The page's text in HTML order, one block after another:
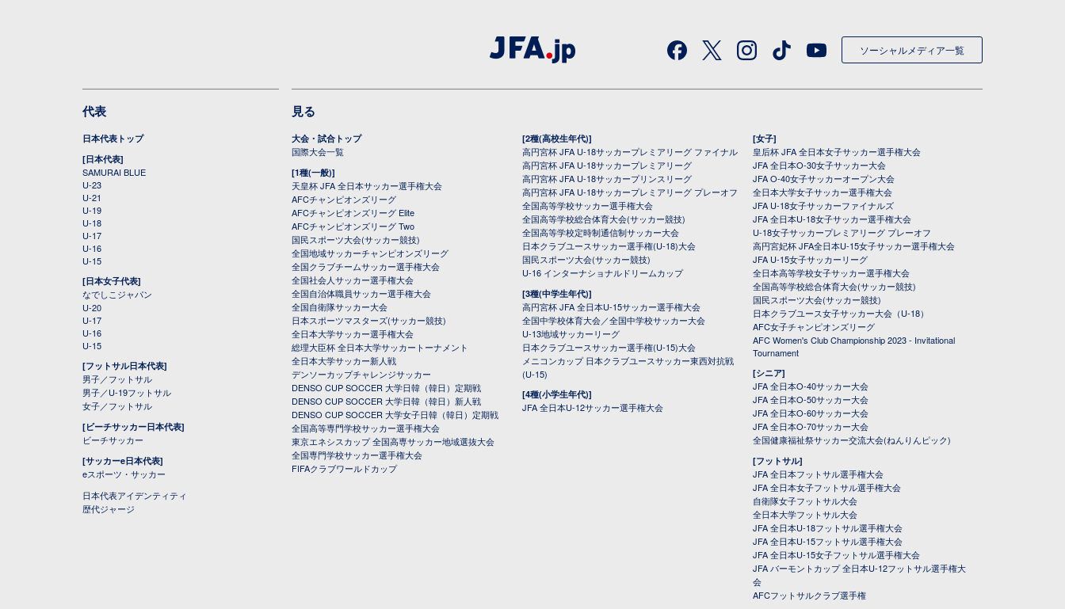
ソーシャルメディア一覧
代表
日本代表トップ
[日本代表]
SAMURAI BLUE
U-23
U-21
U-19
U-18
U-17
U-16
U-15
[日本女子代表]
なでしこジャパン
U-20
U-17
U-16
U-15
[フットサル日本代表]
男子／フットサル
男子／U-19フットサル
女子／フットサル
[ビーチサッカー日本代表]
ビーチサッカー
[サッカーe日本代表]
eスポーツ・サッカー
日本代表アイデンティティ
歴代ジャージ
見る
大会・試合トップ
国際大会一覧
[1種(一般)]
天皇杯 JFA 全日本サッカー選手権大会
AFCチャンピオンズリーグ
AFCチャンピオンズリーグ Elite
AFCチャンピオンズリーグ Two
国民スポーツ大会(サッカー競技)
全国地域サッカーチャンピオンズリーグ
全国クラブチームサッカー選手権大会
全国社会人サッカー選手権大会
全国自治体職員サッカー選手権大会
全国自衛隊サッカー大会
日本スポーツマスターズ(サッカー競技)
全日本大学サッカー選手権大会
総理大臣杯 全日本大学サッカートーナメント
全日本大学サッカー新人戦
デンソーカップチャレンジサッカー
DENSO CUP SOCCER 大学日韓（韓日）定期戦
DENSO CUP SOCCER 大学日韓（韓日）新人戦
DENSO CUP SOCCER 大学女子日韓（韓日）定期戦
全国高等専門学校サッカー選手権大会
東京エネシスカップ 全国高専サッカー地域選抜大会
全国専門学校サッカー選手権大会
FIFAクラブワールドカップ
[2種(高校生年代)]
高円宮杯 JFA U-18サッカープレミアリーグ ファイナル
高円宮杯 JFA U-18サッカープレミアリーグ
高円宮杯 JFA U-18サッカープリンスリーグ
高円宮杯 JFA U-18サッカープレミアリーグ プレーオフ
全国高等学校サッカー選手権大会
全国高等学校総合体育大会(サッカー競技)
全国高等学校定時制通信制サッカー大会
日本クラブユースサッカー選手権(U-18)大会
国民スポーツ大会(サッカー競技)
U-16 インターナショナルドリームカップ
[3種(中学生年代)]
高円宮杯 JFA 全日本U-15サッカー選手権大会
全国中学校体育大会／全国中学校サッカー大会
U-13地域サッカーリーグ
日本クラブユースサッカー選手権(U-15)大会
メニコンカップ 日本クラブユースサッカー東西対抗戦
(U-15)
[4種(小学生年代)]
JFA 全日本U-12サッカー選手権大会
[女子]
皇后杯 JFA 全日本女子サッカー選手権大会
JFA 全日本O-30女子サッカー大会
JFA O-40女子サッカーオープン大会
全日本大学女子サッカー選手権大会
JFA U-18女子サッカーファイナルズ
JFA 全日本U-18女子サッカー選手権大会
U-18女子サッカープレミアリーグ プレーオフ
高円宮妃杯 JFA全日本U-15女子サッカー選手権大会
JFA U-15女子サッカーリーグ
全日本高等学校女子サッカー選手権大会
全国高等学校総合体育大会(サッカー競技)
国民スポーツ大会(サッカー競技)
日本クラブユース女子サッカー大会（U-18）
AFC女子チャンピオンズリーグ
AFC Women's Club Championship 2023 - Invitational
Tournament
[シニア]
JFA 全日本O-40サッカー大会
JFA 全日本O-50サッカー大会
JFA 全日本O-60サッカー大会
JFA 全日本O-70サッカー大会
全国健康福祉祭サッカー交流大会(ねんりんピック)
[フットサル]
JFA 全日本フットサル選手権大会
JFA 全日本女子フットサル選手権大会
自衛隊女子フットサル大会
全日本大学フットサル大会
JFA 全日本U-18フットサル選手権大会
JFA 全日本U-15フットサル選手権大会
JFA 全日本U-15女子フットサル選手権大会
JFA バーモントカップ 全日本U-12フットサル選手権大
会
AFCフットサルクラブ選手権